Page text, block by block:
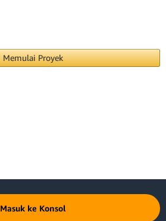
Memulai Proyek
Masuk ke Konsol